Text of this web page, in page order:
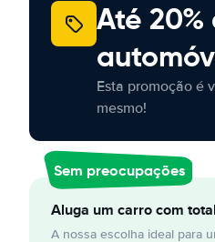
Até
Esta promoção é
mesmo!
Sem preocupações
Aluga um carro com
A nossa escolha ideal para